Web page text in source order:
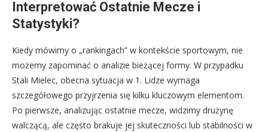
Interpretować Ostatnie Mecze i
Statystyki?
Kiedy mówimy o „rankingach” w kontekście sportowym, nie
możemy zapominać o analizie bieżącej formy. W przypadku
Stali Mielec, obecna sytuacja w 1. Lidze wymaga
szczegółowego przyjrzenia się kilku kluczowym elementom.
Po pierwsze, analizując ostatnie mecze, widzimy drużynę
walczącą, ale często brakuje jej skuteczności lub stabilności w